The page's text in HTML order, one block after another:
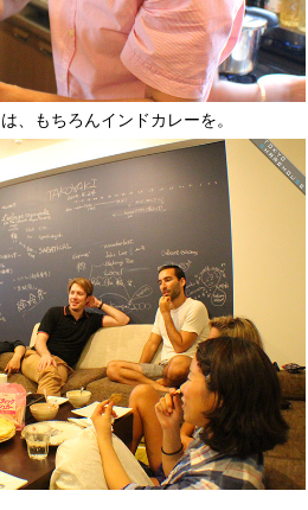
、もちろんインドカレーを。